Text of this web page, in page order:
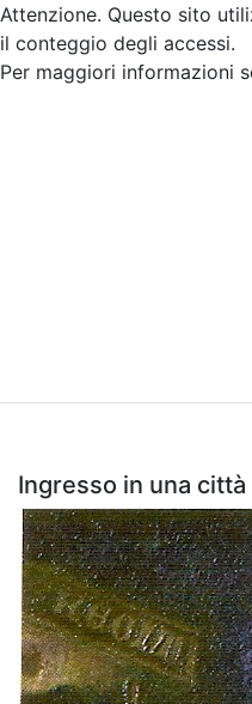
Attenzione. Questo sito
il conteggio degli accessi.
Per maggiori informazioni
Ingresso in una